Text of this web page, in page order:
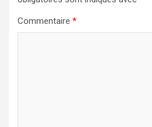
Commentaire *